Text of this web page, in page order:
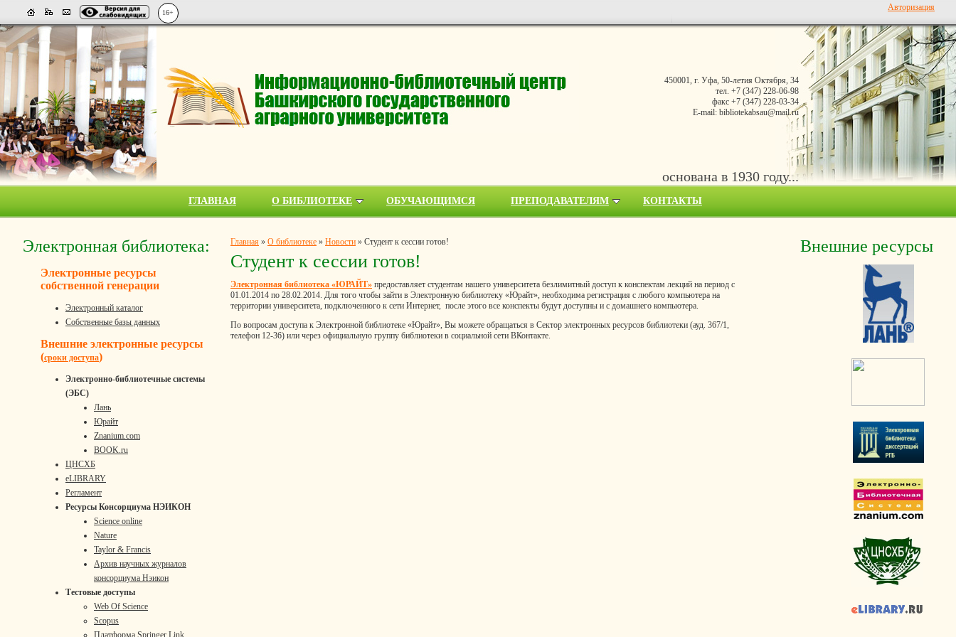
16+
Авторизация
450001, г. Уфа, 50-летия Октября, 34
тел. +7 (347) 228-06-98
факс +7 (347) 228-03-34
E-mail: bibliotekabsau@mail.ru
основана в 1930 году...
ГЛАВНАЯ О БИБЛИОТЕКЕ ОБУЧАЮЩИМСЯ ПРЕПОДАВАТЕЛЯМ КОНТАКТЫ
Электронная библиотека:
Электронные ресурсы
собственной генерации
Электронный каталог
Собственные базы данных
Внешние электронные ресурсы
(сроки доступа)
Электронно-библиотечные системы
(ЭБС)
Лань
Юрайт
Znanium.com
BOOK.ru
ЦНСХБ
eLIBRARY
Регламент
Ресурсы Консорциума НЭИКОН
Science online
Nature
Taylor & Francis
Архив научных журналов
консорциума Нэикон
Тестовые доступы
Web Of Science
Scopus
Платформа Springer Link
Главная » О библиотеке » Новости » Студент к сессии готов!
Студент к сессии готов!
Электронная библиотека «ЮРАЙТ» предоставляет студентам нашего университета безлимитный доступ к конспектам лекций на период с
01.01.2014 по 28.02.2014. Для того чтобы зайти в Электронную библиотеку «Юрайт», необходима регистрация с любого компьютера на
территории университета, подключенного к сети Интернет, после этого все конспекты будут доступны и с домашнего компьютера.
По вопросам доступа к Электронной библиотеке «Юрайт», Вы можете обращаться в Сектор электронных ресурсов библиотеки (ауд. 367/1,
телефон 12-36) или через официальную группу библиотеки в социальной сети ВКонтакте.
Внешние ресурсы